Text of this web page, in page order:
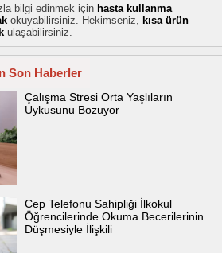
bilgi edinmek için hasta kullanma
okuyabilirsiniz. Hekimseniz, kısa ürün
ulaşabilirsiniz.
Son Haberler
Çalışma Stresi Orta Yaşlıların
Uykusunu Bozuyor
Cep Telefonu Sahipliği İlkokul
Öğrencilerinde Okuma Becerilerinin
Düşmesiyle İlişkili